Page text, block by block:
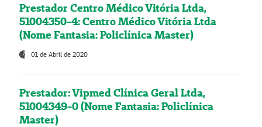
Prestador Centro Médico Vitória Ltda,
51004350-4: Centro Médico Vitória Ltda
(Nome Fantasia: Policlínica Master)
01 de Abril de 2020
Prestador: Vipmed Clínica Geral Ltda,
51004349-0 (Nome Fantasia: Policlínica
Master)